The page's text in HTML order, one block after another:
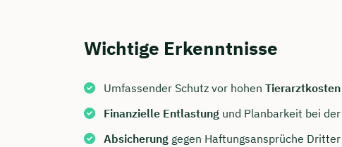
Wichtige Erkenntnisse
Umfassender Schutz vor hohen Tierarztkosten
Finanzielle Entlastung und Planbarkeit bei
Absicherung gegen Haftungsansprüche Dritter